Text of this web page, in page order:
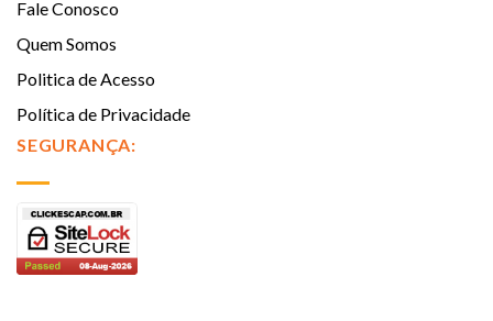
Fale Conosco
Quem Somos
Politica de Acesso
Política de Privacidade
SEGURANÇA: